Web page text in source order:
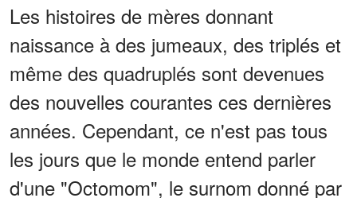
Les histoires de mères donnant
naissance à des jumeaux, des triplés et
même des quadruplés sont devenues
des nouvelles courantes ces dernières
années. Cependant, ce n'est pas tous
les jours que le monde entend parler
d'une "Octomom", le surnom donné par